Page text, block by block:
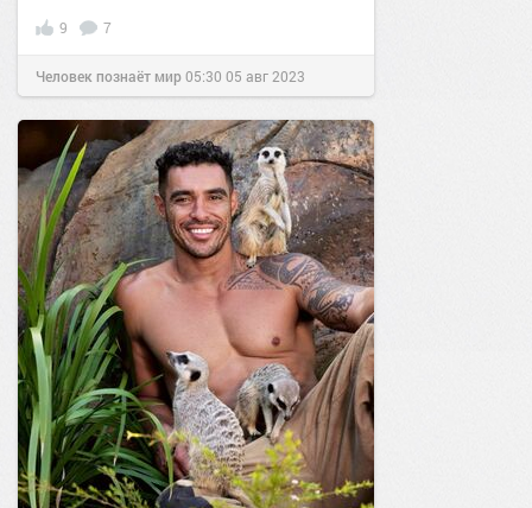
9 7
Человек познаёт мир05:30 05 авг 2023